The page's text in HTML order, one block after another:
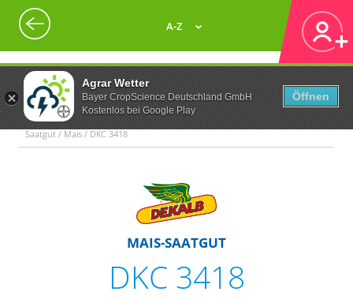
Agrar Wetter
Bayer CropScience Deutschland GmbH
Kostenlos bei Google Play
Öffnen
A-Z
Saatgut / Mais / DKC 3418
MAIS-SAATGUT
DKC 3418